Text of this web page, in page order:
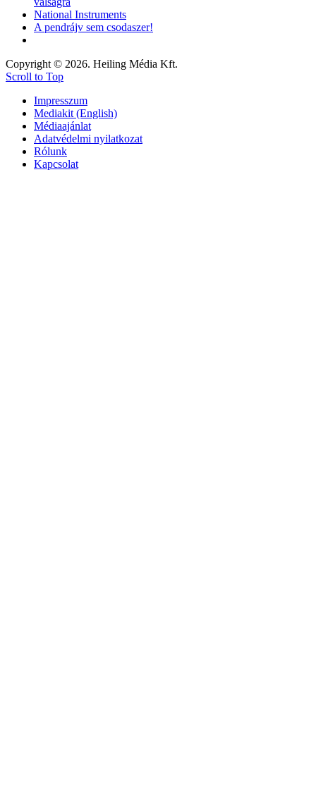
National Instruments
A pendrájv sem csodaszer!
Copyright © 2026. Heiling Média Kft.
Scroll to Top
Impresszum
Mediakit (English)
Médiaajánlat
Adatvédelmi nyilatkozat
Rólunk
Kapcsolat